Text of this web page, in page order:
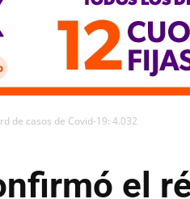
de casos de Covid-19: 4.032
el